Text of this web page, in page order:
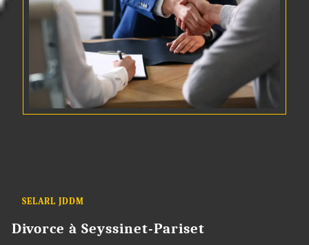
SELARL JDDM
Divorce à Seyssinet-Pariset